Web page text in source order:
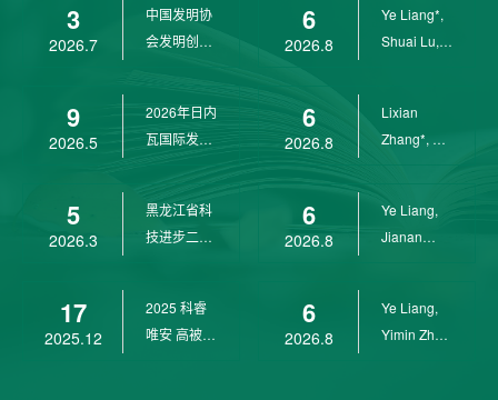
3
2026.7
中国发明协
会发明创业
9
2026.5
2026年日内
瓦国际发明
5
2026.3
黑龙江省科
技进步二等
17
2025.12
2025 科睿
唯安 高被引
6
2026.8
Ye Liang*,
Shuai Lu,
6
2026.8
Lixian
Zhang*, Ye
6
2026.8
Ye Liang,
Jianan
6
2026.8
Ye Liang,
Yimin Zhu,